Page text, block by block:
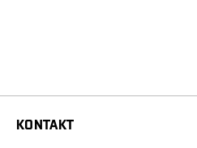
KONTAKT